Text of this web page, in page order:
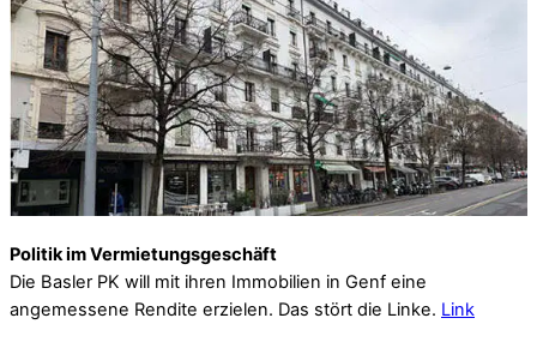
Politik im Vermietungsgeschäft
Die Basler PK will mit ihren Immobilien in Genf eine
angemessene Rendite erzielen. Das stört die Linke. Link